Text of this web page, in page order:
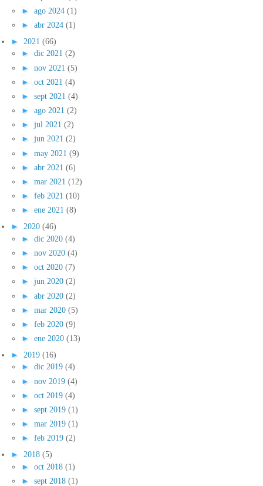
► ago 2024 (1)
► abr 2024 (1)
► 2021 (66)
► dic 2021 (2)
► nov 2021 (5)
► oct 2021 (4)
► sept 2021 (4)
► ago 2021 (2)
► jul 2021 (2)
► jun 2021 (2)
► may 2021 (9)
► abr 2021 (6)
► mar 2021 (12)
► feb 2021 (10)
► ene 2021 (8)
► 2020 (46)
► dic 2020 (4)
► nov 2020 (4)
► oct 2020 (7)
► jun 2020 (2)
► abr 2020 (2)
► mar 2020 (5)
► feb 2020 (9)
► ene 2020 (13)
► 2019 (16)
► dic 2019 (4)
► nov 2019 (4)
► oct 2019 (4)
► sept 2019 (1)
► mar 2019 (1)
► feb 2019 (2)
► 2018 (5)
► oct 2018 (1)
► sept 2018 (1)